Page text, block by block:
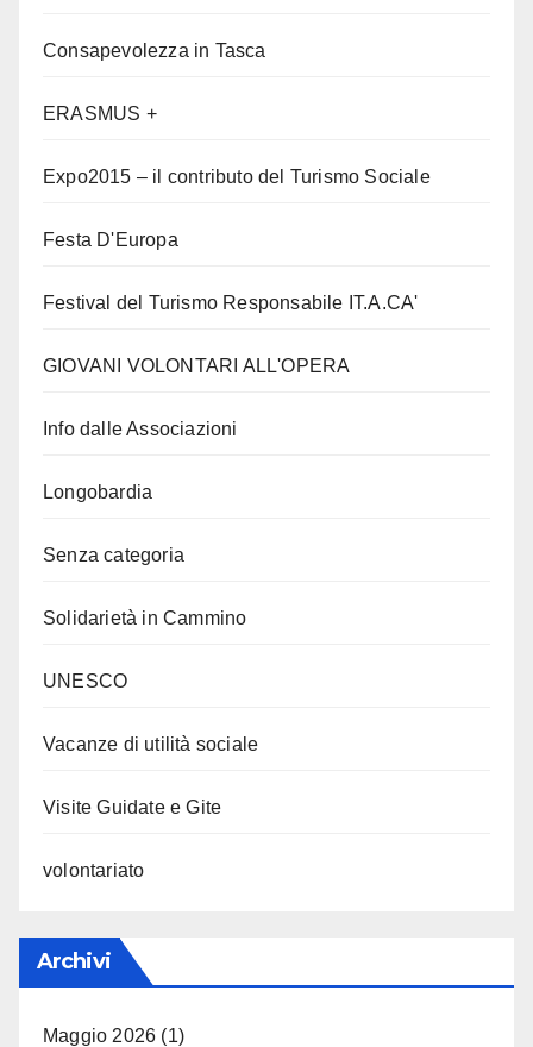
Consapevolezza in Tasca
ERASMUS +
Expo2015 – il contributo del Turismo Sociale
Festa D'Europa
Festival del Turismo Responsabile IT.A.CA'
GIOVANI VOLONTARI ALL'OPERA
Info dalle Associazioni
Longobardia
Senza categoria
Solidarietà in Cammino
UNESCO
Vacanze di utilità sociale
Visite Guidate e Gite
volontariato
Archivi
Maggio 2026 (1)